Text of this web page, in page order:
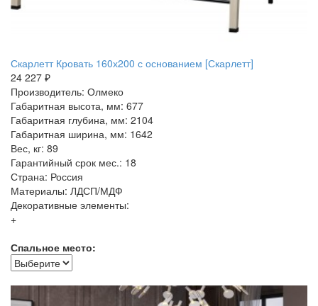
Скарлетт Кровать 160х200 с основанием [Скарлетт]
24 227 ₽
Производитель: Олмеко
Габаритная высота, мм: 677
Габаритная глубина, мм: 2104
Габаритная ширина, мм: 1642
Вес, кг: 89
Гарантийный срок мес.: 18
Страна: Россия
Материалы: ЛДСП/МДФ
Декоративные элементы:
+
Спальное место: